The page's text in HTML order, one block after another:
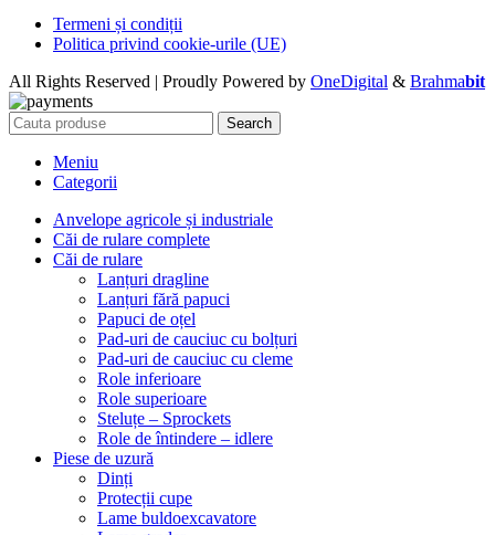
Termeni și condiții
Politica privind cookie-urile (UE)
All Rights Reserved | Proudly Powered by OneDigital & Brahmabit
Search
Meniu
Categorii
Anvelope agricole și industriale
Căi de rulare complete
Căi de rulare
Lanțuri dragline
Lanțuri fără papuci
Papuci de oțel
Pad-uri de cauciuc cu bolțuri
Pad-uri de cauciuc cu cleme
Role inferioare
Role superioare
Steluțe – Sprockets
Role de întindere – idlere
Piese de uzură
Dinți
Protecții cupe
Lame buldoexcavatore